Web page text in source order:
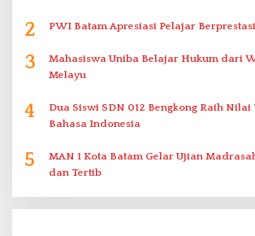
2 PWI Batam Apresiasi Pelajar
3
Mahasiswa Uniba Belajar Hukum dari
Melayu
4
Dua Siswi SDN 012 Bengkong Raih Nilai
Bahasa Indonesia
5
MAN 1 Kota Batam Gelar Ujian
dan Tertib